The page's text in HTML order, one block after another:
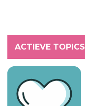
ACTIEVE TOPICS